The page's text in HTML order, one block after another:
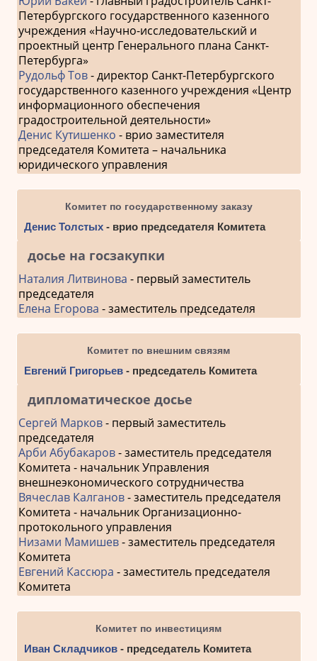
Петербургского государственного казенного
учреждения «Научно-исследовательский и
проектный центр Генерального плана Санкт-
Петербурга»
Рудольф Тов- директор Санкт-Петербургского
государственного казенного учреждения «Центр
информационного обеспечения
градостроительной деятельности»
Денис Кутишенко - врио заместителя
председателя Комитета – начальника
юридического управления
Комитет по государственному заказу
Денис Толстых- врио председателя Комитета
досье на госзакупки
Наталия Литвинова - первый заместитель
председателя
Елена Егорова - заместитель председателя
Комитет по внешним связям
Евгений Григорьев- председатель Комитета
дипломатическое досье
Сергей Марков- первый заместитель
председателя
Арби Абубакаров- заместитель председателя
Комитета - начальник Управления
внешнеэкономического сотрудничества
Вячеслав Калганов- заместитель председателя
Комитета - начальник Организационно-
протокольного управления
Низами Мамишев- заместитель председателя
Комитета
Евгений Кассюра - заместитель председателя
Комитета
Комитет по инвестициям
Иван Складчиков- председатель Комитета